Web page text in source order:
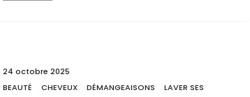
24 octobre 2025
BEAUTÉ
CHEVEUX DÉMANGEAISONS
LAVER SES